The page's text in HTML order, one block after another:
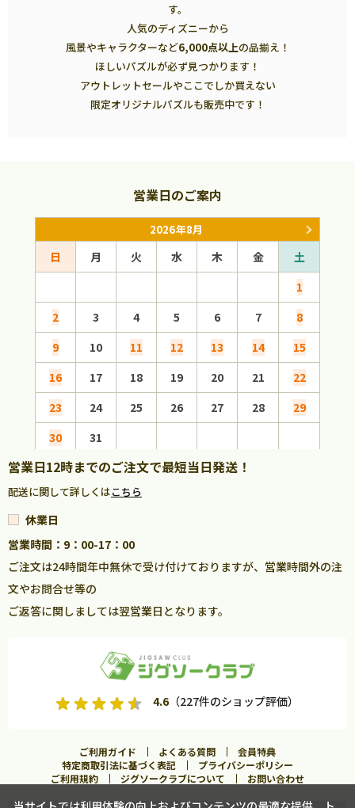
す。
人気のディズニーから
風景やキャラクターなど6,000点以上の品揃え！
ほしいパズルが必ず見つかります！
アウトレットセールやここでしか買えない
限定オリジナルパズルも販売中です！
営業日のご案内
2026年8月
日 月 火 水 木 金
土
1
2
3 4 5 6 7
8
9
10 11 12 13 14
15
16
17 18 19 20 21
22
23
24 25 26 27 28
29
30
31
営業日12時までのご注文で最短当日発送！
配送に関して詳しくはこちら
休業日
営業時間：9：00-17：00
ご注文は24時間年中無休で受け付けておりますが、営業時間外の注
文やお問合せ等の
ご返答に関しましては翌営業日となります。
4.6（227件のショップ評価）
ご利用ガイド よくある質問
会員特典
特定商取引法に基づく表記
プライバシーポリシー
ご利用規約
ジグソークラブについて お問い合わせ